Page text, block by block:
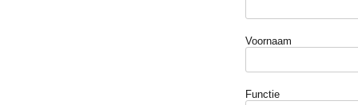
Voornaam
Functie